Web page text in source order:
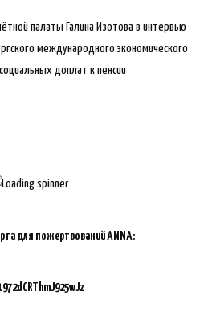
палаты Галина Изотова в интервью
международного экономического
доплат к пенсии
для пожертвований ANNA: